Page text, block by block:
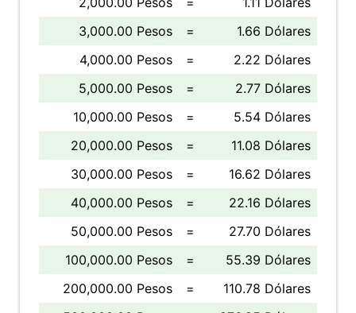
3,000.00 Pesos
=
1.66 Dólares
4,000.00 Pesos
=
2.22 Dólares
5,000.00 Pesos
=
2.77 Dólares
10,000.00 Pesos
=
5.54 Dólares
20,000.00 Pesos
=
11.08 Dólares
30,000.00 Pesos
=
16.62 Dólares
40,000.00 Pesos
=
22.16 Dólares
50,000.00 Pesos
=
27.70 Dólares
100,000.00 Pesos
=
55.39 Dólares
200,000.00 Pesos
=
110.78 Dólares